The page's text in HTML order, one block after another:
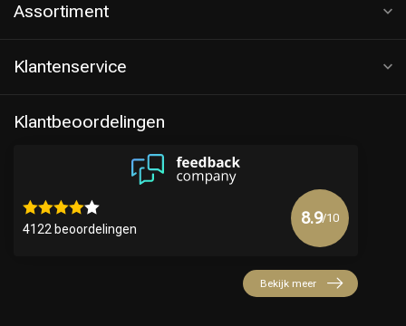
Assortiment
Klantenservice
Klantbeoordelingen
4122 beoordelingen
8.9/10
Bekijk meer